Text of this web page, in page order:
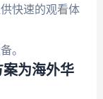
快速的观看体
。
为海外华